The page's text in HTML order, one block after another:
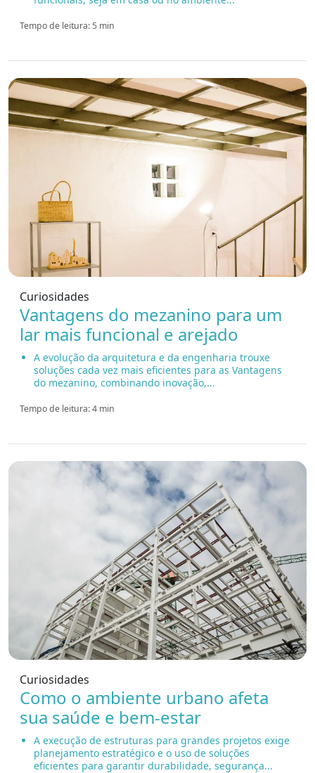
Tempo de leitura: 5 min
Curiosidades
Vantagens do mezanino para um
lar mais funcional e arejado
A evolução da arquitetura e da engenharia trouxe
soluções cada vez mais eficientes para as Vantagens
do mezanino, combinando inovação,...
Tempo de leitura: 4 min
Curiosidades
Como o ambiente urbano afeta
sua saúde e bem-estar
A execução de estruturas para grandes projetos exige
planejamento estratégico e o uso de soluções
eficientes para garantir durabilidade, segurança...